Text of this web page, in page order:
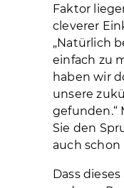
Faktor
cleverer
„Natürlich
einfach zu
haben wir
unsere
gefunden.“
Sie den
auch schon
Dass